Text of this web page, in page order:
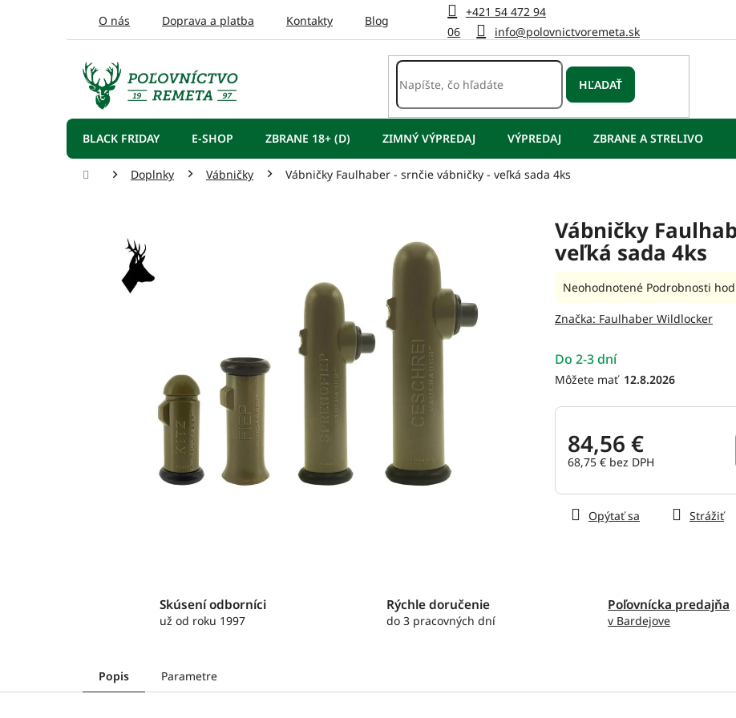
+421 54 472 94
06
info@polovnictvoremeta.sk
O nás Doprava a platba Kontakty Blog
HĽADAŤ
BLACK FRIDAY E-SHOP ZBRANE 18+ (D) ZIMNÝ VÝPREDAJ VÝPREDAJ ZBRANE A STRELIVO
DomovDoplnky Vábničky Vábničky Faulhaber - srnčie vábničky - veľká sada 4ks
Vábničky
veľká sada 4ks
Do 2-3 dní
12.8.2026
84,56 €
68,75 € bez DPH
cena:
Opýtať sa Strážiť
Priemerné
produktu
z
5
Neohodnotené Podrobnosti
Značka: Faulhaber Wildlocker
Skúsení odborníci
už od roku 1997
Rýchle doručenie
do 3 pracovných dní
Poľovnícka predajňa
v Bardejove
Popis Parametre